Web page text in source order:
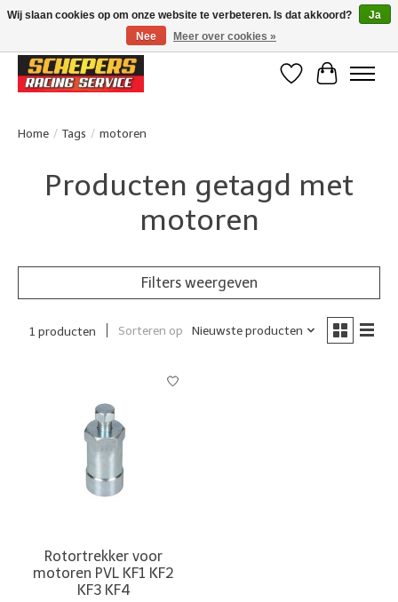
Klanten beoordelen ons met een 4,8/5 op Google reviews
Verlanglijst
Home / Tags / motoren
Producten getagd met
motoren
Filters weergeven
1 producten Sorteren op Nieuwste producten
Rotortrekker voor
motoren PVL KF1 KF2
KF3 KF4
Wij slaan cookies op om onze website te verbeteren. Is dat akkoord?
Ja
Nee
Meer over cookies »